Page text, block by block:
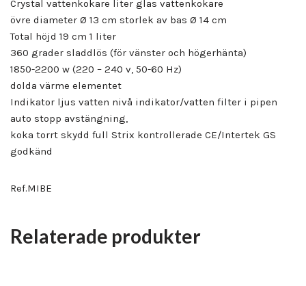
Crystal vattenkokare liter glas vattenkokare
övre diameter Ø 13 cm storlek av bas Ø 14 cm
Total höjd 19 cm 1 liter
360 grader sladdlös (för vänster och högerhänta)
1850-2200 w (220 – 240 v, 50-60 Hz)
dolda värme elementet
Indikator ljus vatten nivå indikator/vatten filter i pipen
auto stopp avstängning,
koka torrt skydd full Strix kontrollerade CE/Intertek GS
godkänd
Ref.MIBE
Relaterade produkter